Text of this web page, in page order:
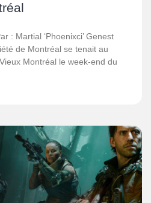
: Martial ‘Phoenixci’ Genest
de Montréal se tenait au
Montréal le week-end du